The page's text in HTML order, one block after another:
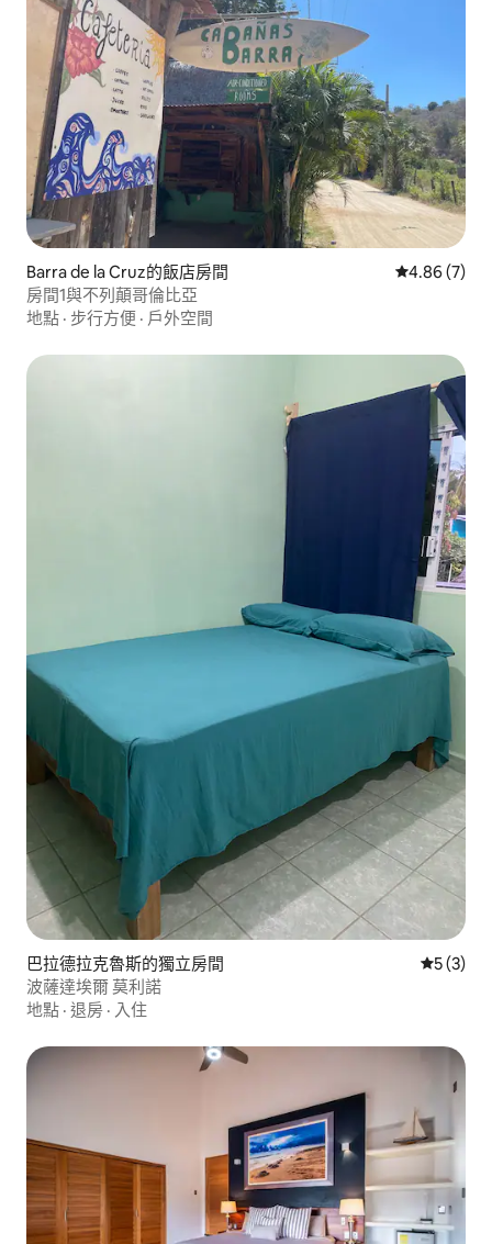
Barra de la Cruz的飯店房間 從 7 則評價
4.86 (7)
房間1與不列顛哥倫比亞
地點 · 步行方便 · 戶外空間
巴拉德拉克魯斯的獨立房間 從 3 則評
5 (3)
波薩達埃爾 莫利諾
地點 · 退房 · 入住